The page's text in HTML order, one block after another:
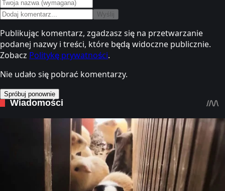
Wyślij
Publikując komentarz, zgadzasz się na przetwarzanie
podanej nazwy i treści, które będą widoczne publicznie.
Zobacz Politykę prywatności.
Nie udało się pobrać komentarzy.
Spróbuj ponownie